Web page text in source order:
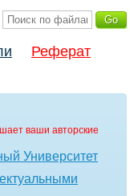
Реферат
ваши авторские
Университет